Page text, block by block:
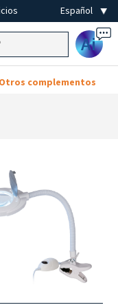
Ai
Otros complementos